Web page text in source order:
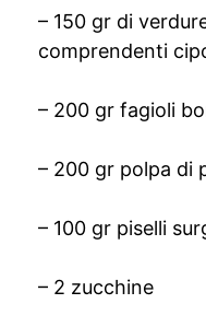
– 150 gr di
comprendenti
– 200 gr fagioli
– 200 gr polpa di
– 100 gr piselli
– 2 zucchine